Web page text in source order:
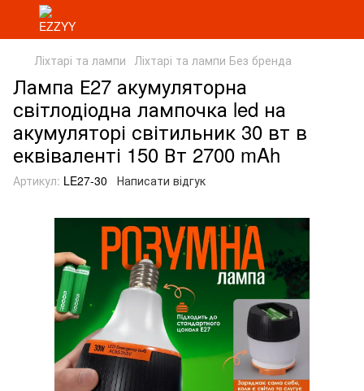
Ліхтарі та лампи Ліхтарі та лампи Без бренда
Лампа Е27 акумуляторна
світлодіодна лампочка led на
акумуляторі світильник 30 вт в
еквіваленті 150 Вт 2700 mAh
Артикул: LE27-30 Написати відгук